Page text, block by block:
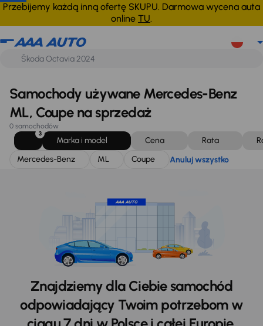
Przebijemy każdą inną ofertę SKUPU. Darmowa wycena auta
online TU.
Mercedes-Benz ML Coupe Anuluj wszystko
Samochody używane Mercedes-Benz
ML, Coupe na sprzedaż
0 samochodów
3
Marka i model Cena Rata
Mercedes-Benz
ML Coupe Anuluj wszystko
Znajdziemy dla Ciebie samochód
odpowiadający Twoim potrzebom w